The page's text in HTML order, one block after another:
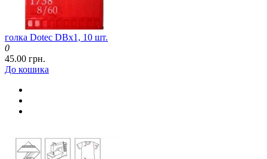
голка Dotec DBx1, 10 шт.
0
45.00 грн.
До кошика